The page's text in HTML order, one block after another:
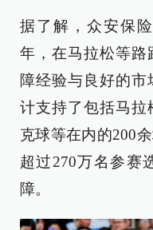
据了解，众安保
年，在马拉松等路
障经验与良好的市
计支持了包括马拉
克球等在内的200
超过270万名参赛
障。